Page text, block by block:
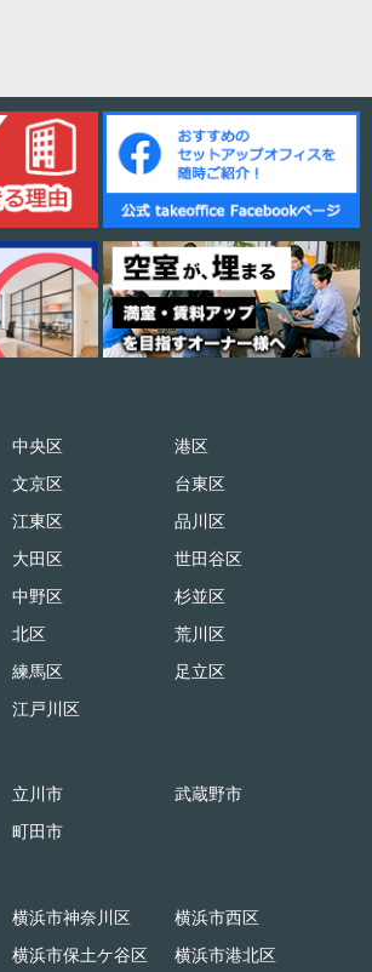
中央区
港区
文京区
台東区
江東区
品川区
大田区
世田谷区
中野区
杉並区
北区
荒川区
練馬区
足立区
江戸川区
立川市
武蔵野市
町田市
横浜市神奈川区
横浜市西区
横浜市保土ケ谷区
横浜市港北区